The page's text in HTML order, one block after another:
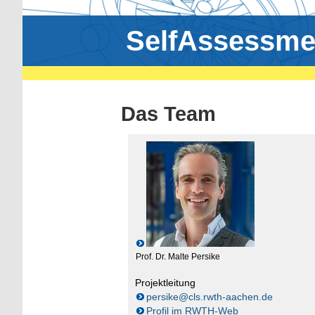
Das Team
Prof. Dr. Malte Persike
Projektleitung
persike@cls.rwth-aachen.de
Profil im RWTH-Web